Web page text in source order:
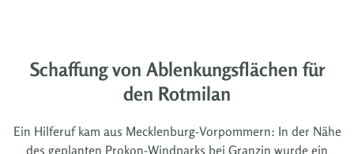
Schaffung von Ablenkungsflächen für
den Rotmilan
Ein Hilferuf kam aus Mecklenburg-Vorpommern: In der Nähe
des geplanten Prokon-Windparks bei Granzin wurde ein